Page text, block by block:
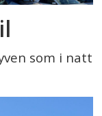
som i natt